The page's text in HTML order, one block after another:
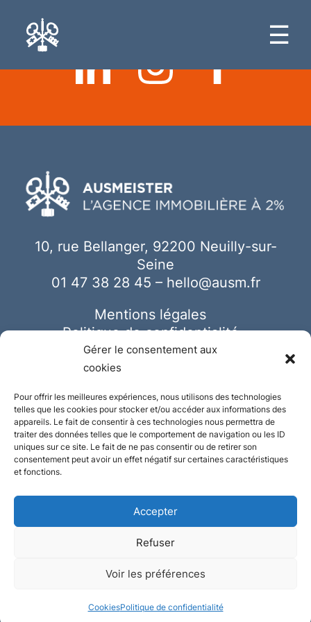
Gérer le consentement aux
cookies
Pour offrir les meilleures expériences, nous utilisons des technologies
telles que les cookies pour stocker et/ou accéder aux informations des
appareils. Le fait de consentir à ces technologies nous permettra de
traiter des données telles que le comportement de navigation ou les ID
uniques sur ce site. Le fait de ne pas consentir ou de retirer son
consentement peut avoir un effet négatif sur certaines caractéristiques
et fonctions.
Accepter
Refuser
Voir les préférences
CookiesPolitique de confidentialité
☰
10, rue Bellanger, 92200 Neuilly-sur-
Seine
01 47 38 28 45 – hello@ausm.fr
Mentions légales
Politique de confidentialité
Cookies
Conception et réalisation :Plate